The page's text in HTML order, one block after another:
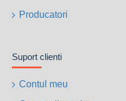
Producatori
Suport clienti
Contul meu